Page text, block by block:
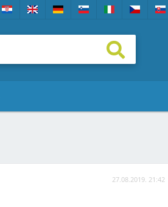
27.08.2019. 21:42